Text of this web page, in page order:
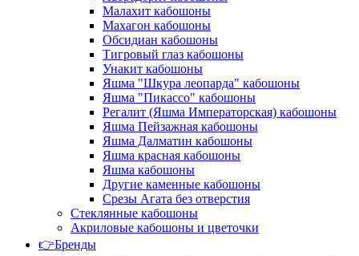
Малахит кабошоны
Махагон кабошоны
Обсидиан кабошоны
Тигровый глаз кабошоны
Унакит кабошоны
Яшма "Шкура леопарда" кабошоны
Яшма "Пикассо" кабошоны
Регалит (Яшма Императорская) кабошоны
Яшма Пейзажная кабошоны
Яшма Далматин кабошоны
Яшма красная кабошоны
Яшма кабошоны
Другие каменные кабошоны
Срезы Агата без отверстия
Стеклянные кабошоны
Акриловые кабошоны и цветочки
👉Бренды